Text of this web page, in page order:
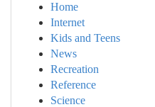
Home
Internet
Kids and Teens
News
Recreation
Reference
Science